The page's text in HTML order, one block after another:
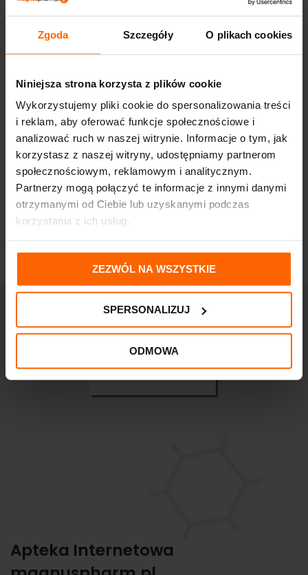
Zgoda Szczegóły O plikach cookies
Niniejsza strona korzysta z plików cookie
Wykorzystujemy pliki cookie do spersonalizowania treści
i reklam, aby oferować funkcje społecznościowe i
analizować ruch w naszej witrynie. Informacje o tym, jak
korzystasz z naszej witryny, udostępniamy partnerom
społecznościowym, reklamowym i analitycznym.
Partnerzy mogą połączyć te informacje z innymi danymi
otrzymanymi od Ciebie lub uzyskanymi podczas
korzystania z ich usług.
ZEZWÓL NA WSZYSTKIE
SPERSONALIZUJ
ODMOWA
IWOSTIN CAPILLIN SERUM
PRZECIZM. NA NACZYNKA
46,24zł
LA ROCHE POSAY LIPIKAR
BALSAM AP+M atopia
skóry twarzy i ciała 400
Apteka Internetowa